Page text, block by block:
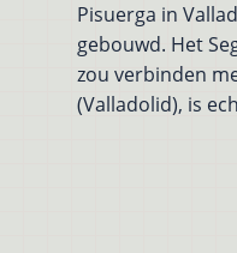
Pisuerga in
gebouwd. Het
zou verbinden
(Valladolid), is